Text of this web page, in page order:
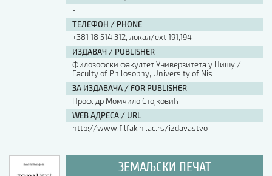
-
ТЕЛЕФОН / PHONE
+381 18 514 312, локал/ext 191,194
ИЗДАВАЧ / PUBLISHER
Филозофски факултет Универзитета у Нишу /
Faculty of Philosophy, University of Nis
ЗА ИЗДАВАЧА / FOR PUBLISHER
Проф. др Момчило Стојковић
WEB АДРЕСА / URL
http://www.filfak.ni.ac.rs/izdavastvo
ЗЕМАЉСКИ ПЕЧАТ